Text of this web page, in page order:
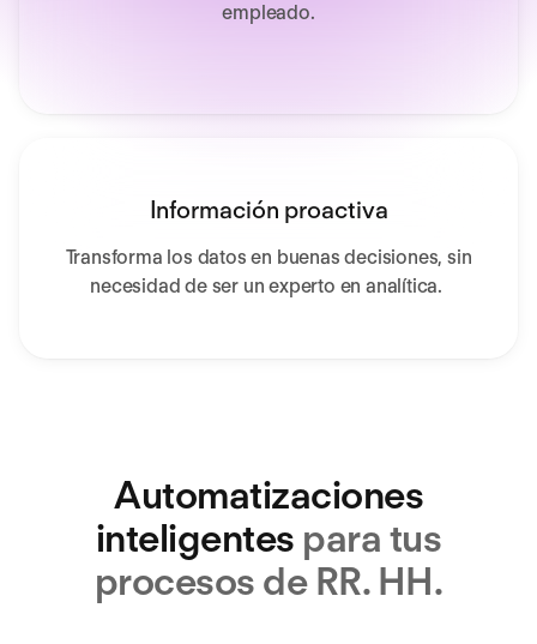
empleado.
Información proactiva
Transforma los datos en buenas decisiones, sin
necesidad de ser un experto en analítica.
Automatizaciones
inteligentes para tus
procesos de RR. HH.